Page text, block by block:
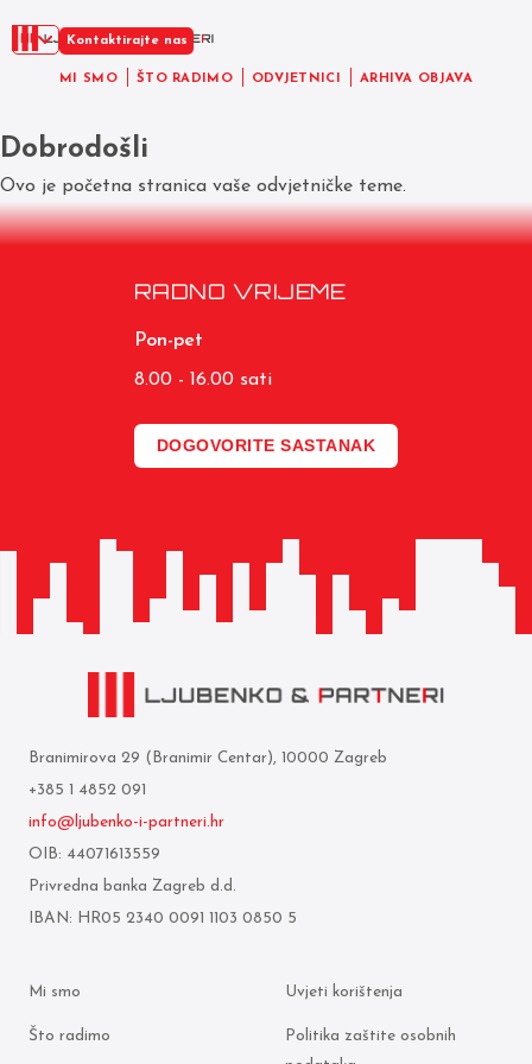
MI SMO ŠTO RADIMO ODVJETNICI ARHIVA OBJAVA
Kontaktirajte nas
Dobrodošli
Ovo je početna stranica vaše odvjetničke teme.
RADNO VRIJEME
Pon-pet
8.00 - 16.00 sati
DOGOVORITE SASTANAK
Branimirova 29 (Branimir Centar), 10000 Zagreb
+385 1 4852 091
info@ljubenko-i-partneri.hr
OIB: 44071613559
Privredna banka Zagreb d.d.
IBAN: HR05 2340 0091 1103 0850 5
Mi smo
Što radimo
Uvjeti korištenja
Politika zaštite osobnih